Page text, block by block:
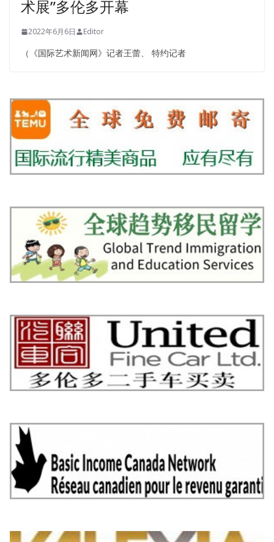
术展”多伦多开幕
2022年6月6日 Editor
（《国际艺术新闻网》记者王蕾、 特约记者